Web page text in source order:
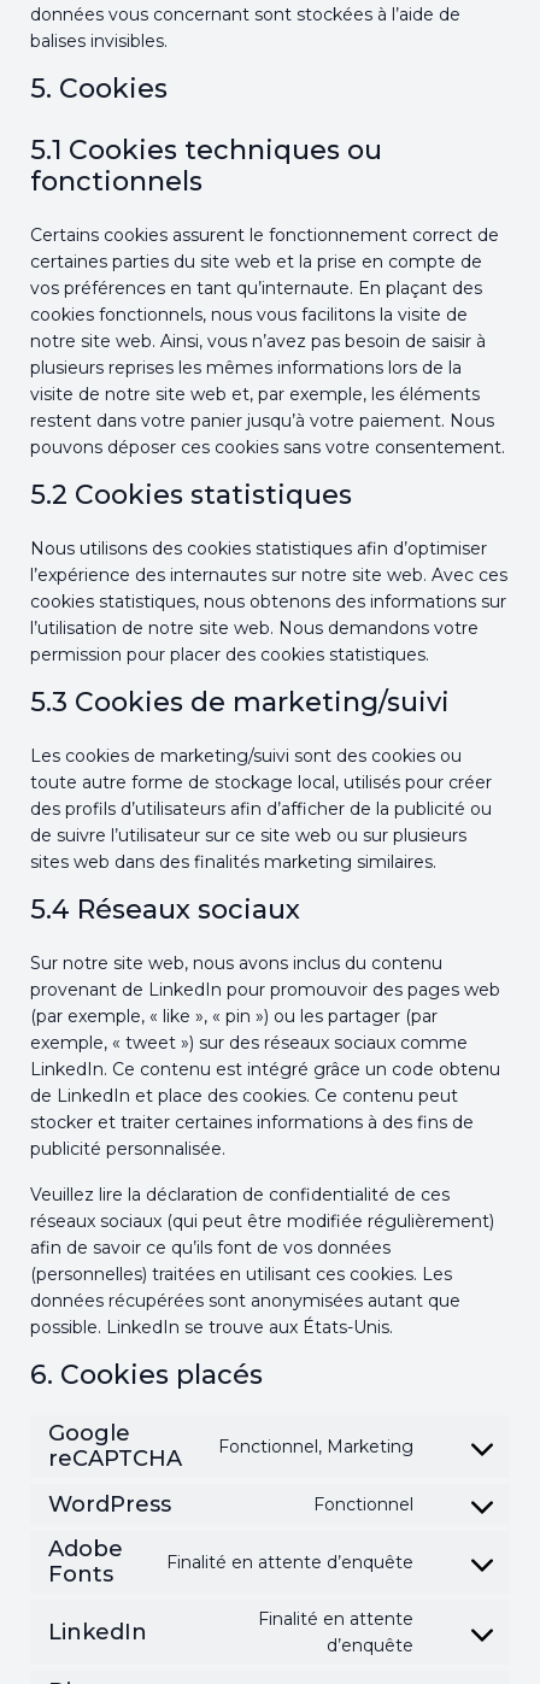
données vous concernant sont stockées à l’aide de
balises invisibles.
5. Cookies
5.1 Cookies techniques ou
fonctionnels
Certains cookies assurent le fonctionnement correct de
certaines parties du site web et la prise en compte de
vos préférences en tant qu’internaute. En plaçant des
cookies fonctionnels, nous vous facilitons la visite de
notre site web. Ainsi, vous n’avez pas besoin de saisir à
plusieurs reprises les mêmes informations lors de la
visite de notre site web et, par exemple, les éléments
restent dans votre panier jusqu’à votre paiement. Nous
pouvons déposer ces cookies sans votre consentement.
5.2 Cookies statistiques
Nous utilisons des cookies statistiques afin d’optimiser
l’expérience des internautes sur notre site web. Avec ces
cookies statistiques, nous obtenons des informations sur
l’utilisation de notre site web. Nous demandons votre
permission pour placer des cookies statistiques.
5.3 Cookies de marketing/suivi
Les cookies de marketing/suivi sont des cookies ou
toute autre forme de stockage local, utilisés pour créer
des profils d’utilisateurs afin d’afficher de la publicité ou
de suivre l’utilisateur sur ce site web ou sur plusieurs
sites web dans des finalités marketing similaires.
5.4 Réseaux sociaux
Sur notre site web, nous avons inclus du contenu
provenant de LinkedIn pour promouvoir des pages web
(par exemple, « like », « pin ») ou les partager (par
exemple, « tweet ») sur des réseaux sociaux comme
LinkedIn. Ce contenu est intégré grâce un code obtenu
de LinkedIn et place des cookies. Ce contenu peut
stocker et traiter certaines informations à des fins de
publicité personnalisée.
Veuillez lire la déclaration de confidentialité de ces
réseaux sociaux (qui peut être modifiée régulièrement)
afin de savoir ce qu’ils font de vos données
(personnelles) traitées en utilisant ces cookies. Les
données récupérées sont anonymisées autant que
possible. LinkedIn se trouve aux États-Unis.
6. Cookies placés
Google
reCAPTCHA
Fonctionnel, Marketing
Consent
service
recaptcha
WordPress Fonctionnel
Consent
service
Adobe
Fonts
Finalité en attente d’enquête
Consent
service
LinkedIn
Finalité en attente
d’enquête
Consent